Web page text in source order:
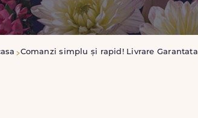
Comanzi simplu și rapid! Livrare Garantata